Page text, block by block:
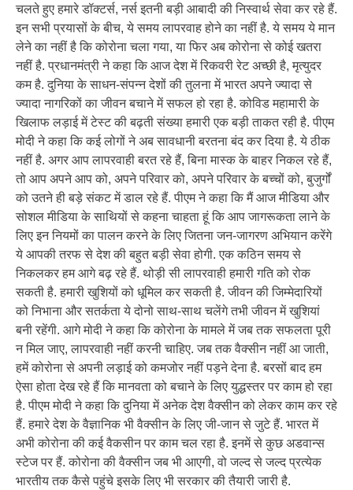
चलते हुए हमारे डॉक्टर्स, नर्स इतनी बड़ी आबादी की निस्वार्थ सेवा कर रहे हैं.
इन सभी प्रयासों के बीच, ये समय लापरवाह होने का नहीं है. ये समय ये मान
लेने का नहीं है कि कोरोना चला गया, या फिर अब कोरोना से कोई खतरा
नहीं है. प्रधानमंत्री ने कहा कि आज देश में रिकवरी रेट अच्छी है, मृत्युदर
कम है. दुनिया के साधन-संपन्न देशों की तुलना में भारत अपने ज्यादा से
ज्यादा नागरिकों का जीवन बचाने में सफल हो रहा है. कोविड महामारी के
खिलाफ लड़ाई में टेस्ट की बढ़ती संख्या हमारी एक बड़ी ताकत रही है. पीएम
मोदी ने कहा कि कई लोगों ने अब सावधानी बरतना बंद कर दिया है. ये ठीक
नहीं है. अगर आप लापरवाही बरत रहे हैं, बिना मास्क के बाहर निकल रहे हैं,
तो आप अपने आप को, अपने परिवार को, अपने परिवार के बच्चों को, बुजुर्गों
को उतने ही बड़े संकट में डाल रहे हैं. पीएम ने कहा कि मैं आज मीडिया और
सोशल मीडिया के साथियों से कहना चाहता हूं कि आप जागरूकता लाने के
लिए इन नियमों का पालन करने के लिए जितना जन-जागरण अभियान करेंगे
ये आपकी तरफ से देश की बहुत बड़ी सेवा होगी. एक कठिन समय से
निकलकर हम आगे बढ़ रहे हैं. थोड़ी सी लापरवाही हमारी गति को रोक
सकती है. हमारी खुशियों को धूमिल कर सकती है. जीवन की जिम्मेदारियों
को निभाना और सतर्कता ये दोनो साथ-साथ चलेंगे तभी जीवन में खुशियां
बनी रहेंगी. आगे मोदी ने कहा कि कोरोना के मामले में जब तक सफलता पूरी
न मिल जाए, लापरवाही नहीं करनी चाहिए. जब तक वैक्सीन नहीं आ जाती,
हमें कोरोना से अपनी लड़ाई को कमजोर नहीं पड़ने देना है. बरसों बाद हम
ऐसा होता देख रहे हैं कि मानवता को बचाने के लिए युद्धस्तर पर काम हो रहा
है. पीएम मोदी ने कहा कि दुनिया में अनेक देश वैक्सीन को लेकर काम कर रहे
हैं. हमारे देश के वैज्ञानिक भी वैक्सीन के लिए जी-जान से जुटे हैं. भारत में
अभी कोरोना की कई वैकसीन पर काम चल रहा है. इनमें से कुछ अडवान्स
स्टेज पर हैं. कोरोना की वैक्सीन जब भी आएगी, वो जल्द से जल्द प्रत्येक
भारतीय तक कैसे पहुंचे इसके लिए भी सरकार की तैयारी जारी है.